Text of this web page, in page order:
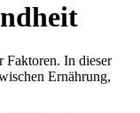
Faktoren. In dieser
Ernährung,